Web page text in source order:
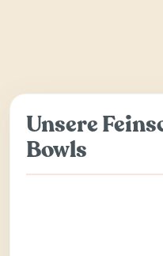
Unsere
Bowls